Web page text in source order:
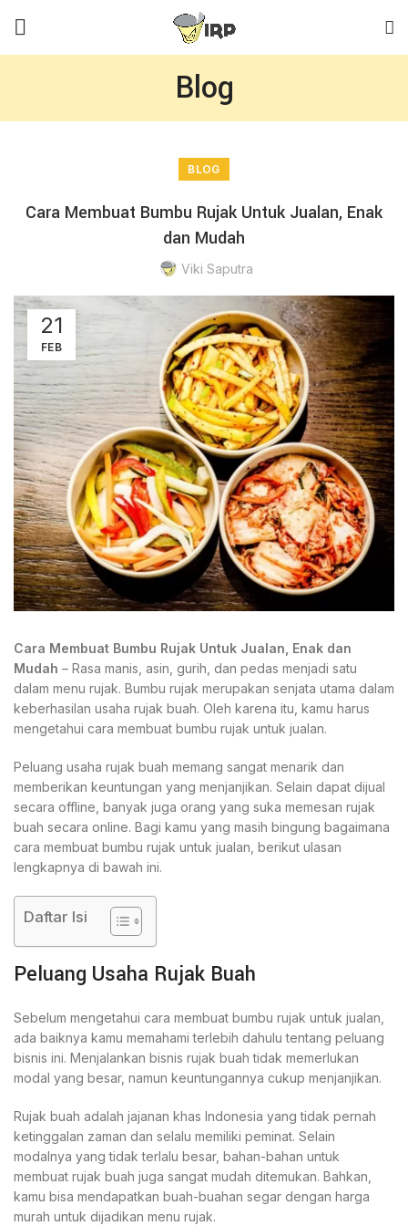
Blog
BLOG
Cara Membuat Bumbu Rujak Untuk Jualan, Enak
dan Mudah
Viki Saputra
21
FEB
Cara Membuat Bumbu Rujak Untuk Jualan, Enak dan
Mudah – Rasa manis, asin, gurih, dan pedas menjadi satu
dalam menu rujak. Bumbu rujak merupakan senjata utama dalam
keberhasilan usaha rujak buah. Oleh karena itu, kamu harus
mengetahui cara membuat bumbu rujak untuk jualan.
Peluang usaha rujak buah memang sangat menarik dan
memberikan keuntungan yang menjanjikan. Selain dapat dijual
secara offline, banyak juga orang yang suka memesan rujak
buah secara online. Bagi kamu yang masih bingung bagaimana
cara membuat bumbu rujak untuk jualan, berikut ulasan
lengkapnya di bawah ini.
Daftar Isi
Peluang Usaha Rujak Buah
Sebelum mengetahui cara membuat bumbu rujak untuk jualan,
ada baiknya kamu memahami terlebih dahulu tentang peluang
bisnis ini. Menjalankan bisnis rujak buah tidak memerlukan
modal yang besar, namun keuntungannya cukup menjanjikan.
Rujak buah adalah jajanan khas Indonesia yang tidak pernah
ketinggalan zaman dan selalu memiliki peminat. Selain
modalnya yang tidak terlalu besar, bahan-bahan untuk
membuat rujak buah juga sangat mudah ditemukan. Bahkan,
kamu bisa mendapatkan buah-buahan segar dengan harga
murah untuk dijadikan menu rujak.